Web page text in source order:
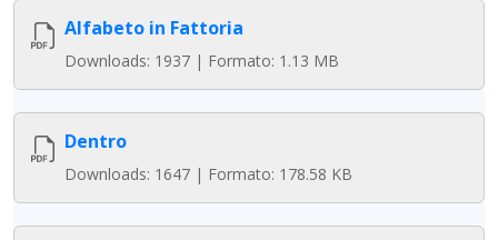
Alfabeto in Fattoria
Downloads: 1937 | Formato: 1.13 MB
Dentro
Downloads: 1647 | Formato: 178.58 KB